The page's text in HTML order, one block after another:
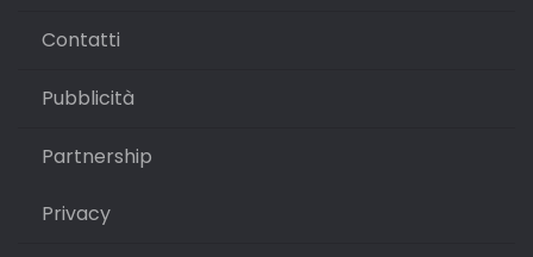
Contatti
Pubblicità
Partnership
Privacy